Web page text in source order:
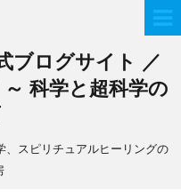
ブログサイト ／
科学と超科学の
スピリチュアルヒーリングの